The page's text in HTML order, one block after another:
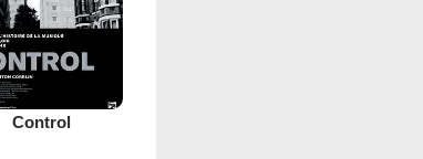
Control